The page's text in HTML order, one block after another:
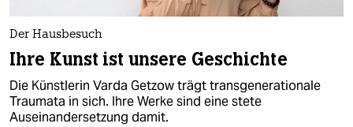
Der Hausbesuch
Ihre Kunst ist unsere Geschichte
Die Künstlerin Varda Getzow trägt transgenerationale
Traumata in sich. Ihre Werke sind eine stete
Auseinandersetzung damit.